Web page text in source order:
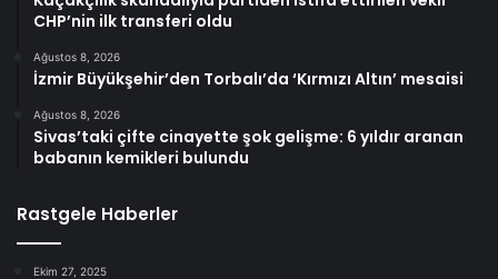
CHP’nin ilk transferi oldu
Ağustos 8, 2026
İzmir Büyükşehir’den Torbalı’da ‘Kırmızı Altın’ mesaisi
Ağustos 8, 2026
Sivas’taki çifte cinayette şok gelişme: 6 yıldır aranan
babanın kemikleri bulundu
Rastgele Haberler
Ekim 27, 2025